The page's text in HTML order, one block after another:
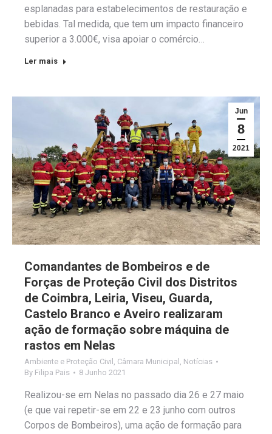
esplanadas para estabelecimentos de restauração e
bebidas. Tal medida, que tem um impacto financeiro
superior a 3.000€, visa apoiar o comércio…
Ler mais
Jun
8
2021
Comandantes de Bombeiros e de
Forças de Proteção Civil dos Distritos
de Coimbra, Leiria, Viseu, Guarda,
Castelo Branco e Aveiro realizaram
ação de formação sobre máquina de
rastos em Nelas
Ambiente e Proteção Civil , Câmara Municipal , Notícias
By Filipa Pais 8 Junho 2021
Realizou-se em Nelas no passado dia 26 e 27 maio
(e que vai repetir-se em 22 e 23 junho com outros
Corpos de Bombeiros), uma ação de formação para